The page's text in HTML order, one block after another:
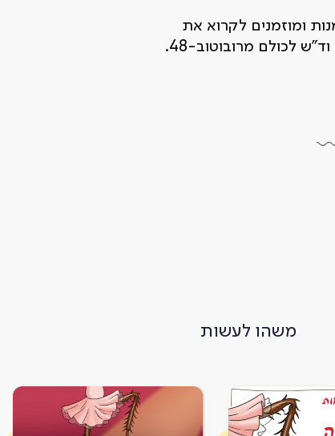
ומוזמנים לקרוא את
לכולם מרובוטוב-48.
משהו לעשות